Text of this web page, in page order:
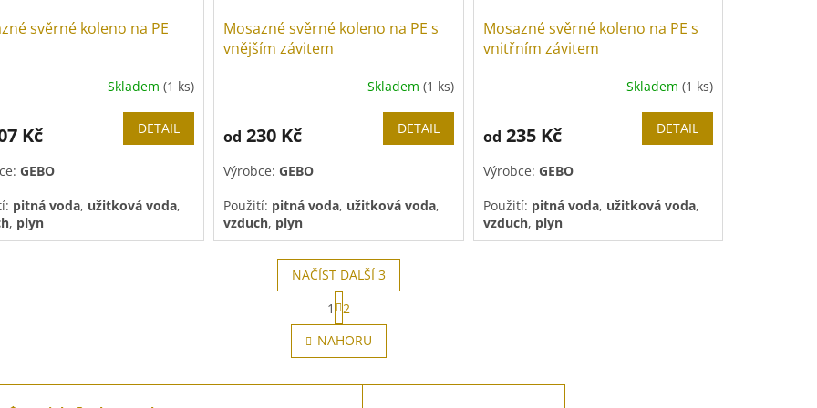
svěrné koleno na PE
Skladem(1 ks)
Kč DETAIL
GEBO
pitná voda, užitková voda,
, plyn
Mosazné svěrné koleno na PE s
vnějším závitem
Skladem (1 ks)
od 230 Kč DETAIL
Výrobce:GEBO
Použití: pitná voda, užitková voda,
vzduch, plyn
Mosazné svěrné koleno na PE s
vnitřním závitem
Skladem (1 ks)
od 235 Kč DETAIL
Výrobce: GEBO
Použití: pitná voda, užitková voda,
vzduch, plyn
O
v
l
d
NAČÍST DALŠÍ 3
S
t
r
á
n
o
1
2
NAHORU